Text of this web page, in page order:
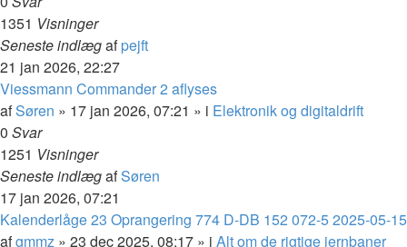
1351 Visninger
Seneste indlægafpejft
21 jan 2026, 22:27
Viessmann Commander 2 aflyses
afSøren » 17 jan 2026, 07:21 » i Elektronik og digitaldrift
0 Svar
1251 Visninger
Seneste indlægafSøren
17 jan 2026, 07:21
Kalenderlåge 23 Oprangering 774 D-DB 152 072-5 2025-05-
afgmmz » 23 dec 2025, 08:17 » i Alt om de rigtige jernbaner